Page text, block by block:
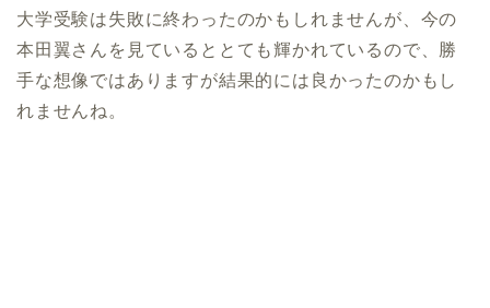
大学受験は失敗に終わったのかもしれませんが、今の
本田翼さんを見ているととても輝かれているので、勝
手な想像ではありますが結果的には良かったのかもし
れませんね。